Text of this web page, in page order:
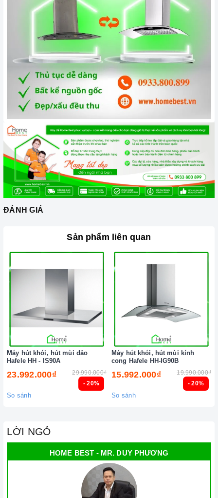
phẩm chính hãng 100%, có nguồn gốc, xuất xứ và chứng từ
Chế độ hỗ trợ bảo hành linh hoạt:Hướng dẫn sử dụng,
lắp đặt, chế độ bảo hành chính hãng, hậu mãi chuyên
nghiệp, đảm bảo rằng quý khách sẽ có trải nghiệm tuyệt vời
và không gặp bất kỳ khó khăn nào trong quá trình sử dụng
sản phẩm.
Vận chuyển lắp đặt nhanh chóng:Đội ngũ tư vấn viên,
nhân viên và kỹ thuật viên chuyên nghiệp, tận tâm sẽ đồng
hành cùng quý khách trong quá trình mua sắm và sử dụng
sản phẩm.
máy hút khói Hafelenổi tiếng, cam kết về
chất lượng và nguồn gốc sản phẩm chính hãng. Chúng tôi tự
tin mang đến cho quý khách hàng dịch vụ chăm sóc khách
hàng tận tâm và chính sách bảo hành, hậu mãi chuyên nghiệp
Xem thêm tại đây: Home Best Care - Trung tâm bảo trì, sửa
chữa thiết bị nhà bếp cao cấp
ĐÁNH GIÁ
Sản phẩm liên quan
- 20%
Máy hút khói, hút mùi đảo
Hafele HH - IS90A
23.992.000₫ 29.990.000₫
So sánh
- 20%
Máy hút khói, hút mùi kính
cong Hafele HH-IG90B
15.992.000₫ 19.990.000₫
So sánh
LỜI NGỎ
HOME BEST - MR. DUY PHƯƠNG